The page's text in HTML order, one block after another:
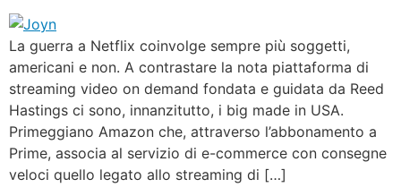
La guerra a Netflix coinvolge sempre più soggetti,
americani e non. A contrastare la nota piattaforma di
streaming video on demand fondata e guidata da Reed
Hastings ci sono, innanzitutto, i big made in USA.
Primeggiano Amazon che, attraverso l’abbonamento a
Prime, associa al servizio di e-commerce con consegne
veloci quello legato allo streaming di […]